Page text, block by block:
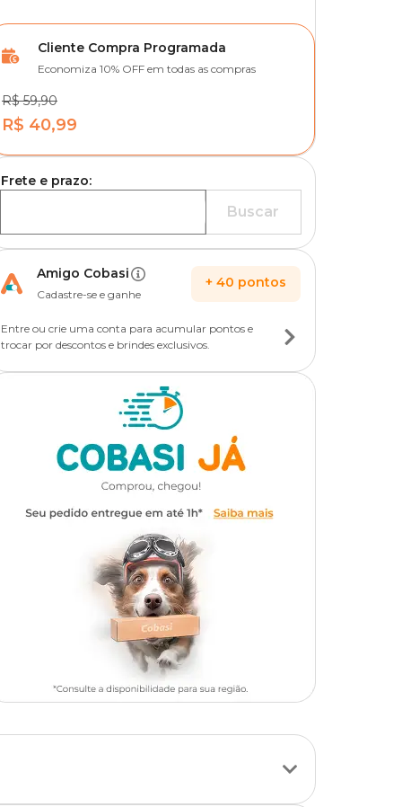
Cliente Compra Programada
Economiza 10% OFF em todas as compras
R$ 59,90
R$ 40,99
Frete e prazo:
Buscar
Amigo Cobasi
Cadastre-se e ganhe
+ 40 pontos
Entre ou crie uma conta para acumular pontos e
trocar por descontos e brindes exclusivos.